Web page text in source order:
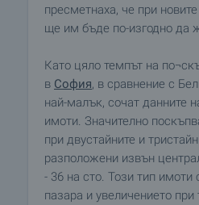
пресметнаха, че при
ще им бъде по-изгодно да
Като цяло темпът на
в София, в сравнение с
най-малък, сочат данните
имоти. Значително
при двустайните и
разположени извън
- 36 на сто. Този тип имоти
пазара и увеличението при